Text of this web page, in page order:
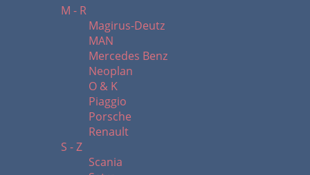
M - R
Magirus-Deutz
MAN
Mercedes Benz
Neoplan
O & K
Piaggio
Porsche
Renault
S - Z
Scania